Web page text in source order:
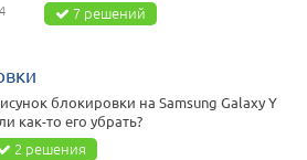
7 решений
блокировки на Samsung Galaxy Y
как-то его убрать?
2 решения